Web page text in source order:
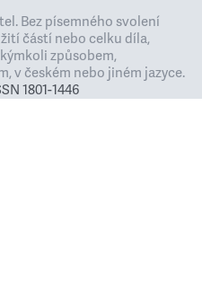
Bez písemného svolení
částí nebo celku díla,
způsobem,
v českém nebo jiném jazyce.
1801-1446